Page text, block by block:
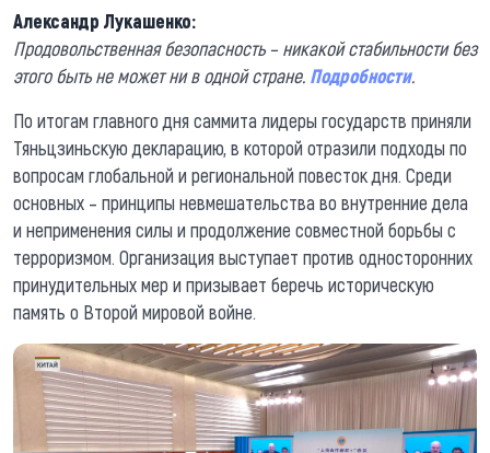
Александр Лукашенко:
Продовольственная безопасность – никакой стабильности без
этого быть не может ни в одной стране. Подробности.
По итогам главного дня саммита лидеры государств приняли
Тяньцзиньскую декларацию, в которой отразили подходы по
вопросам глобальной и региональной повесток дня. Среди
основных – принципы невмешательства во внутренние дела
и неприменения силы и продолжение совместной борьбы с
терроризмом. Организация выступает против односторонних
принудительных мер и призывает беречь историческую
память о Второй мировой войне.